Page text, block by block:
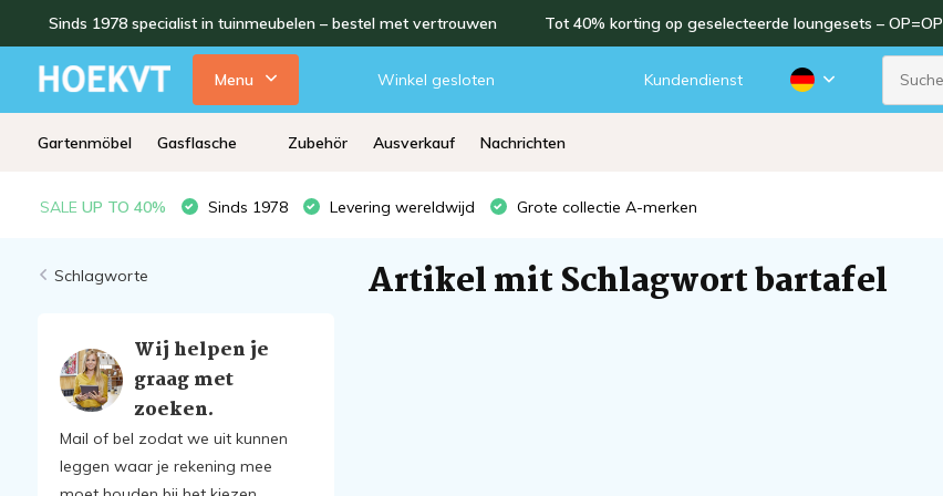
Sinds 1978 specialist in tuinmeubelen – bestel met vertrouwen Tot 40% korting op geselecteerde loungesets – OP=OP
Menu Winkel gesloten Kundendienst
Gartenmöbel Gasflasche Zubehör Ausverkauf Nachrichten
SALE UP TO 40% Sinds 1978 Levering wereldwijd Grote collectie A-merken
Schlagworte
Wij helpen je
graag met
zoeken.
Mail of bel zodat we uit kunnen
leggen waar je rekening mee
Artikel mit Schlagwort bartafel